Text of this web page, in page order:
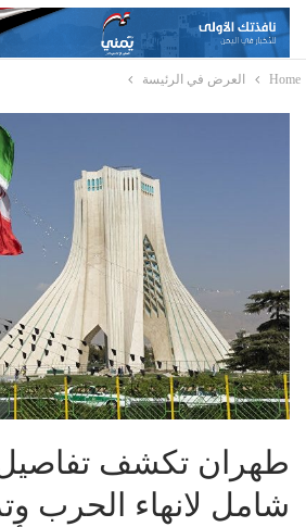
Home العرض في الرئيسة
طهران تكشف
شامل لانهاء الحرب